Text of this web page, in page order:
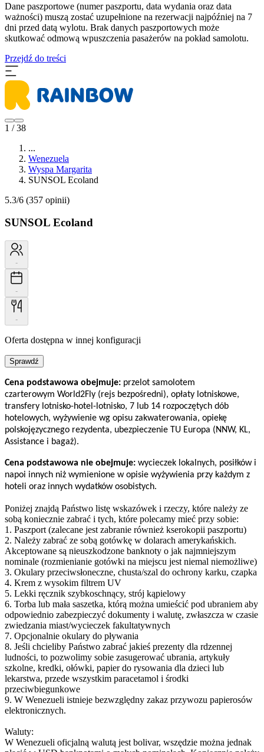
Dane paszportowe (numer paszportu, data wydania oraz data
ważności) muszą zostać uzupełnione na rezerwacji najpóźniej na 7
dni przed datą wylotu. Brak danych paszportowych może
skutkować odmową wpuszczenia pasażerów na pokład samolotu.
Przejdź do treści
1 / 38
...
Wenezuela
Wyspa Margarita
SUNSOL Ecoland
5.3/6 (357 opinii)
SUNSOL Ecoland
-
-
-
Oferta dostępna w innej konfiguracji
Sprawdź
Cena podstawowa obejmuje: przelot samolotem
czarterowym World2Fly (rejs bezpośredni), opłaty lotniskowe,
transfery lotnisko-hotel-lotnisko, 7 lub 14 rozpoczętych dób
hotelowych, wyżywienie wg opisu zakwaterowania, opiekę
polskojęzycznego rezydenta, ubezpieczenie TU Europa (NNW, KL,
Assistance i bagaż).
Cena podstawowa nie obejmuje: wycieczek lokalnych, posiłków i
napoi innych niż wymienione w opisie wyżywienia przy każdym z
hoteli oraz innych wydatków osobistych.
Poniżej znajdą Państwo listę wskazówek i rzeczy, które należy ze
sobą koniecznie zabrać i tych, które polecamy mieć przy sobie:
1. Paszport (zalecane jest zabranie również kserokopii paszportu)
2. Należy zabrać ze sobą gotówkę w dolarach amerykańskich.
Akceptowane są nieuszkodzone banknoty o jak najmniejszym
nominale (rozmienianie gotówki na miejscu jest niemal niemożliwe)
3. Okulary przeciwsłoneczne, chusta/szal do ochrony karku, czapka
4. Krem z wysokim filtrem UV
5. Lekki ręcznik szybkoschnący, strój kąpielowy
6. Torba lub mała saszetka, którą można umieścić pod ubraniem aby
odpowiednio zabezpieczyć dokumenty i walutę, zwłaszcza w czasie
zwiedzania miast/wycieczek fakultatywnych
7. Opcjonalnie okulary do pływania
8. Jeśli chcieliby Państwo zabrać jakieś prezenty dla rdzennej
ludności, to pozwolimy sobie zasugerować ubrania, artykuły
szkolne, kredki, ołówki, papier do rysowania dla dzieci lub
lekarstwa, przede wszystkim paracetamol i środki
przeciwbiegunkowe
9. W Wenezueli istnieje bezwzględny zakaz przywozu papierosów
elektronicznych.
Waluty:
W Wenezueli oficjalną walutą jest bolivar, wszędzie można jednak